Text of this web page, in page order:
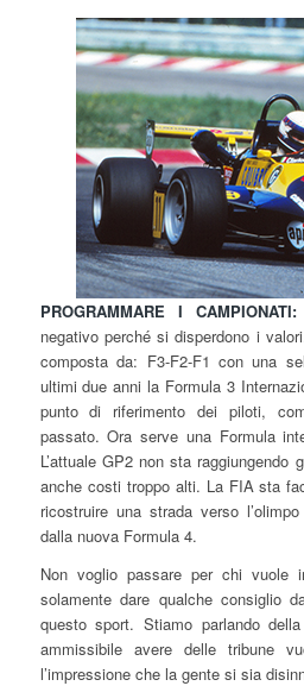
PROGRAMMARE I CAMPIONATI:
negativo perché si disperdono i
composta da: F3-F2-F1 con una
ultimi due anni la Formula 3
punto di riferimento dei piloti,
passato. Ora serve una Formula
L’attuale GP2 non sta
anche costi troppo alti. La FIA sta
ricostruire una strada verso
dalla nuova Formula 4.
Non voglio passare per chi vuole
solamente dare qualche consiglio
questo sport. Stiamo parlando
ammissibile avere delle tribune
l’impressione che la gente si sia